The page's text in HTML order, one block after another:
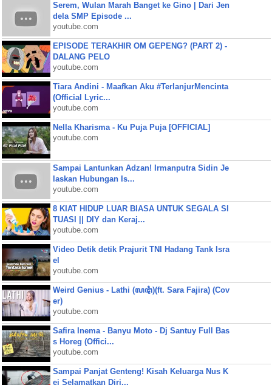
Serem, Wulan Marah Banget ke Gino | Dari Jen
dela SMP Episode ...
youtube.com
EPISODE TERAKHIR OM GEPENG? (PART 2) -
DALANG PELO
youtube.com
Tiara Andini - Maafkan Aku #TerlanjurMencinta
(Official Lyric...
youtube.com
Nella Kharisma - Ku Puja Puja [OFFICIAL]
youtube.com
Sampai Lantunkan Adzan! Irmanputra Sidin Je
laskan Hubungan Is...
youtube.com
8 KIAT HIDUP LUAR BIASA UNTUK SEGALA SI
TUASI || DIY dan Keraj...
youtube.com
Video Detik detik Prajurit TNI Hadang Tank Isra
el
youtube.com
Weird Genius - Lathi (ꦭꦛꦶ)(ft. Sara Fajira) (Cov
er)
youtube.com
Safira Inema - Banyu Moto - Dj Santuy Full Bas
s Horeg (Offici...
youtube.com
Sampai Panjat Genteng! Kisah Keluarga Nus K
ei Selamatkan Diri...